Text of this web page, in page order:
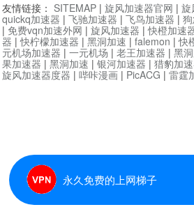
永久免费的上网梯子
友情链接： SITEMAP | 旋风加速器官网 | 旋
quickq加速器 | 飞驰加速器 | 飞鸟加速器 |
| 免费vqn加速外网 | 旋风加速器 |快橙加速
器 |快柠檬加速器 | 黑洞加速 | falemon |快
元机场加速器 | 一元机场 | 老王加速器 | 黑
果加速器 | 黑洞加速 | 银河加速器 | 猎豹加
旋风加速器度器 | 哔咔漫画 | PicACG | 雷霆